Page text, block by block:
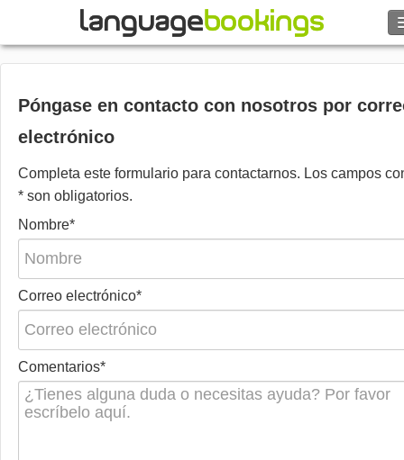
Buscar
Contacto
EXPLORAR
Identifícate
Moneda €
Idioma
Póngase en contacto con nosotros por
electrónico
Completa este formulario para contactarnos. Los campos
* son obligatorios.
Nombre*
Correo electrónico*
Comentarios*